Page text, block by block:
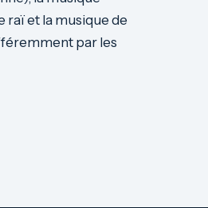
raï et la musique de
par les